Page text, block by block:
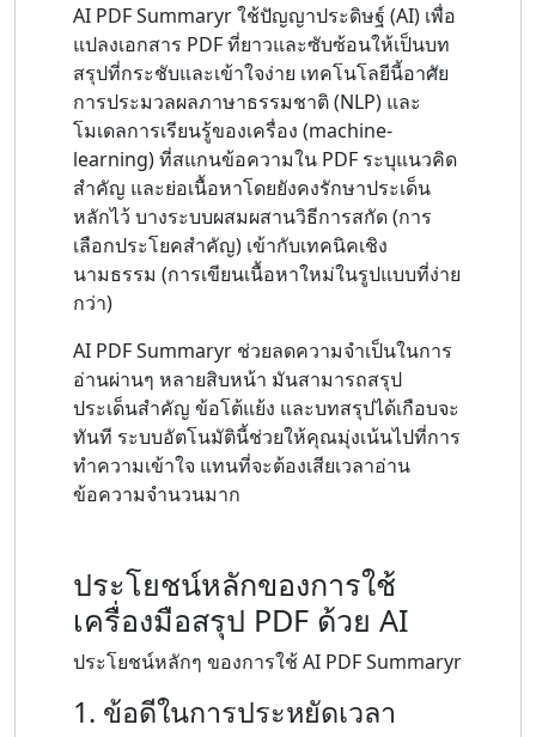
AI PDF Summaryr ใช้ปัญญาประดิษฐ์ (AI) เพื่อ
แปลงเอกสาร PDF ที่ยาวและซับซ้อนให้เป็นบท
สรุปที่กระชับและเข้าใจง่าย เทคโนโลยีนี้อาศัย
การประมวลผลภาษาธรรมชาติ (NLP) และ
โมเดลการเรียนรู้ของเครื่อง (machine-
learning) ที่สแกนข้อความใน PDF ระบุแนวคิด
สำคัญ และย่อเนื้อหาโดยยังคงรักษาประเด็น
หลักไว้ บางระบบผสมผสานวิธีการสกัด (การ
เลือกประโยคสำคัญ) เข้ากับเทคนิคเชิง
นามธรรม (การเขียนเนื้อหาใหม่ในรูปแบบที่ง่าย
กว่า)
AI PDF Summaryr ช่วยลดความจำเป็นในการ
อ่านผ่านๆ หลายสิบหน้า มันสามารถสรุป
ประเด็นสำคัญ ข้อโต้แย้ง และบทสรุปได้เกือบจะ
ทันที ระบบอัตโนมัตินี้ช่วยให้คุณมุ่งเน้นไปที่การ
ทำความเข้าใจ แทนที่จะต้องเสียเวลาอ่าน
ข้อความจำนวนมาก
ประโยชน์หลักของการใช้
เครื่องมือสรุป PDF ด้วย AI
ประโยชน์หลักๆ ของการใช้ AI PDF Summaryr
1. ข้อดีในการประหยัดเวลา